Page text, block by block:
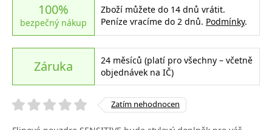
100%
bezpečný nákup
Zboží můžete do 14 dnů vrátit.
Peníze vracíme do 2 dnů. Podmínky.
Záruka
24 měsíců (platí pro všechny – včetně
objednávek na IČ)
Zatím nehodnocen